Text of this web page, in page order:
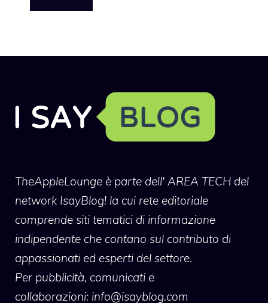
TheAppleLounge è parte dell' AREA TECH del
network IsayBlog! la cui rete editoriale
comprende siti tematici di informazione
indipendente che contano sul contributo di
appassionati ed esperti del settore.
Per pubblicità, comunicati e
collaborazioni: info@isayblog.com